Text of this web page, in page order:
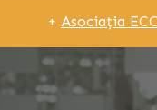
+Asociația